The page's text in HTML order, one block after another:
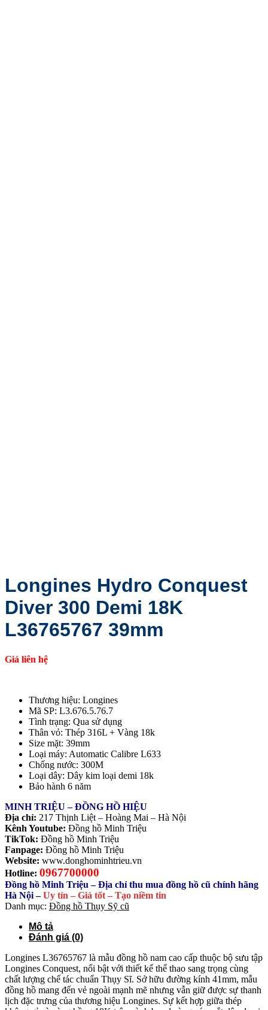
Longines Hydro Conquest
Diver 300 Demi 18K
L36765767 39mm
Giá liên hệ
Thương hiệu: Longines
Mã SP: L3.676.5.76.7
Tình trạng: Qua sử dụng
Thân vỏ: Thép 316L + Vàng 18k
Size mặt: 39mm
Loại máy: Automatic Calibre L633
Chống nước: 300M
Loại dây: Dây kim loại demi 18k
Bảo hành 6 năm
MINH TRIỆU – ĐỒNG HỒ HIỆU
Địa chỉ: 217 Thịnh Liệt – Hoàng Mai – Hà Nội
Kênh Youtube: Đồng hồ Minh Triệu
TikTok: Đồng hồ Minh Triệu
Fanpage: Đồng hồ Minh Triệu
Website: www.donghominhtrieu.vn
Hotline: 0967700000
Đồng hồ Minh Triệu – Địa chỉ thu mua đồng hồ cũ chính hãng
Hà Nội–Uy tín – Giá tốt – Tạo niềm tin
Danh mục: Đồng hồ Thụy Sỹ cũ
Mô tả
Đánh giá (0)
Longines L36765767 là mẫu đồng hồ nam cao cấp thuộc bộ sưu tập
Longines Conquest, nổi bật với thiết kế thể thao sang trọng cùng
chất lượng chế tác chuẩn Thụy Sĩ. Sở hữu đường kính 41mm, mẫu
đồng hồ mang đến vẻ ngoài mạnh mẽ nhưng vẫn giữ được sự thanh
lịch đặc trưng của thương hiệu Longines. Sự kết hợp giữa thép